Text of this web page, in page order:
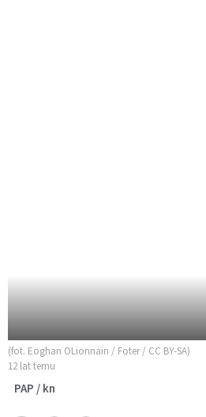
(fot. Eoghan OLionnain / Foter / CC BY-SA)
12 lat temu
PAP / kn